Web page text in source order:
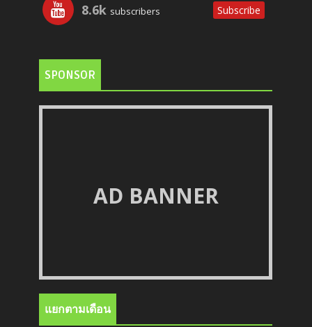
8.6k subscribers Subscribe
SPONSOR
AD BANNER
แยกตามเดือน